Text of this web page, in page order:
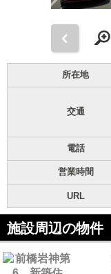
所在地
交通
電話
営業時間
URL
施設周辺の物件